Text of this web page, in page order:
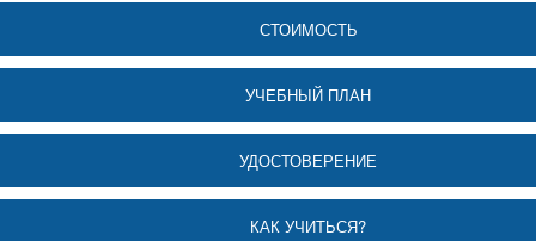
СТОИМОСТЬ
УЧЕБНЫЙ ПЛАН
УДОСТОВЕРЕНИЕ
КАК УЧИТЬСЯ?